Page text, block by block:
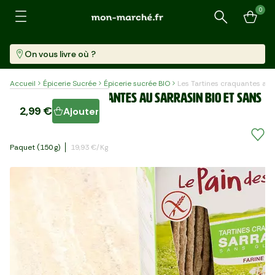
Recherche
0
On vous livre où ?
Accueil Épicerie Sucrée Épicerie sucrée BIO Les Tartines craquantes
Les Tartines craquantes au sarrasin BIO et sans
gluten 150g
Paquet (150 G) 19,93 €/kg
2,99 € Ajouter